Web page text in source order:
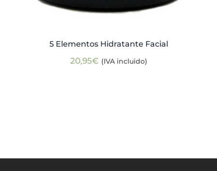
5 Elementos Hidratante Facial
20,95€ (IVA incluido)